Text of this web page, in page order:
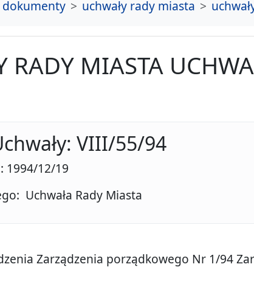
uchwały rady miasta
RADY MIASTA
VIII/55/94
1994/12/19
Uchwała Rady Miasta
Zarządzenia porządkowego Nr 1/94